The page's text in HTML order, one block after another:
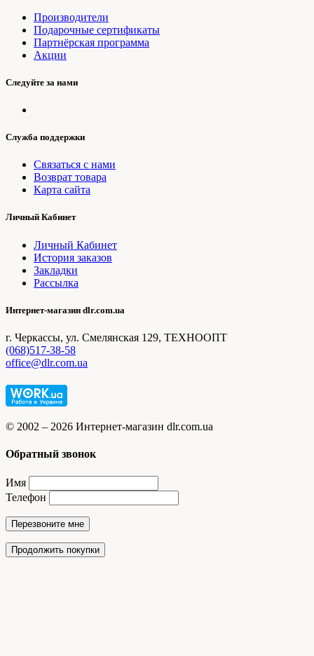
Производители
Подарочные сертификаты
Партнёрская программа
Акции
Следуйте за нами
Служба поддержки
Связаться с нами
Возврат товара
Карта сайта
Личный Кабинет
Личный Кабинет
История заказов
Закладки
Рассылка
Интернет-магазин dlr.com.ua
г. Черкассы, ул. Смелянская 129, ТЕХНООПТ
(068)517-38-58
office@dlr.com.ua
© 2002 – 2026 Интернет-магазин dlr.com.ua
Обратный звонок
Имя
Телефон
Перезвоните мне
Продолжить покупки